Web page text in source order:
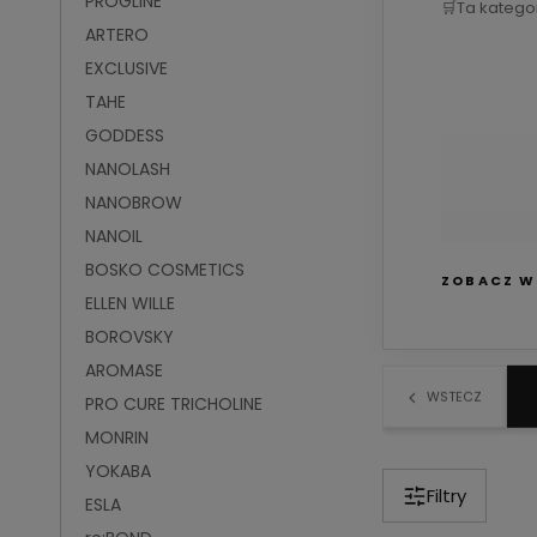
ARTERO
EXCLUSIVE
TAHE
GODDESS
NANOLASH
NANOBROW
NANOIL
BOSKO COSMETICS
ELLEN WILLE
BOROVSKY
AROMASE
PRO CURE TRICHOLINE
MONRIN
YOKABA
ESLA
🛒Ta
W linii
ZOBACZ
WSTECZ
Filtry